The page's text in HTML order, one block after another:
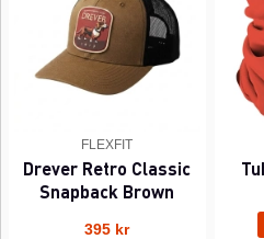
FLEXFIT
Drever Retro Classic
Snapback Brown
395 kr